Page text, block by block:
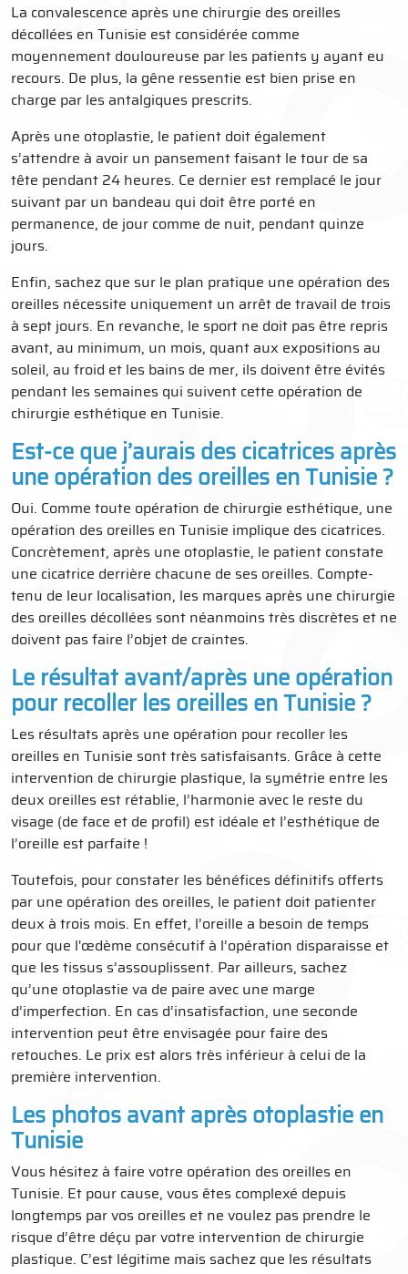
La convalescence après une chirurgie des oreilles
décollées en Tunisie est considérée comme
moyennement douloureuse par les patients y ayant eu
recours. De plus, la gêne ressentie est bien prise en
charge par les antalgiques prescrits.
Après une otoplastie, le patient doit également
s’attendre à avoir un pansement faisant le tour de sa
tête pendant 24 heures. Ce dernier est remplacé le jour
suivant par un bandeau qui doit être porté en
permanence, de jour comme de nuit, pendant quinze
jours.
Enfin, sachez que sur le plan pratique une opération des
oreilles nécessite uniquement un arrêt de travail de trois
à sept jours. En revanche, le sport ne doit pas être repris
avant, au minimum, un mois, quant aux expositions au
soleil, au froid et les bains de mer, ils doivent être évités
pendant les semaines qui suivent cette opération de
chirurgie esthétique en Tunisie.
Est-ce que j’aurais des cicatrices après
une opération des oreilles en Tunisie ?
Oui. Comme toute opération de chirurgie esthétique, une
opération des oreilles en Tunisie implique des cicatrices.
Concrètement, après une otoplastie, le patient constate
une cicatrice derrière chacune de ses oreilles. Compte-
tenu de leur localisation, les marques après une chirurgie
des oreilles décollées sont néanmoins très discrètes et ne
doivent pas faire l’objet de craintes.
Le résultat avant/après une opération
pour recoller les oreilles en Tunisie ?
Les résultats après une opération pour recoller les
oreilles en Tunisie sont très satisfaisants. Grâce à cette
intervention de chirurgie plastique, la symétrie entre les
deux oreilles est rétablie, l’harmonie avec le reste du
visage (de face et de profil) est idéale et l’esthétique de
l’oreille est parfaite !
Toutefois, pour constater les bénéfices définitifs offerts
par une opération des oreilles, le patient doit patienter
deux à trois mois. En effet, l’oreille a besoin de temps
pour que l'œdème consécutif à l’opération disparaisse et
que les tissus s’assouplissent. Par ailleurs, sachez
qu’une otoplastie va de paire avec une marge
d’imperfection. En cas d’insatisfaction, une seconde
intervention peut être envisagée pour faire des
retouches. Le prix est alors très inférieur à celui de la
première intervention.
Les photos avant après otoplastie en
Tunisie
Vous hésitez à faire votre opération des oreilles en
Tunisie. Et pour cause, vous êtes complexé depuis
longtemps par vos oreilles et ne voulez pas prendre le
risque d’être déçu par votre intervention de chirurgie
plastique. C’est légitime mais sachez que les résultats